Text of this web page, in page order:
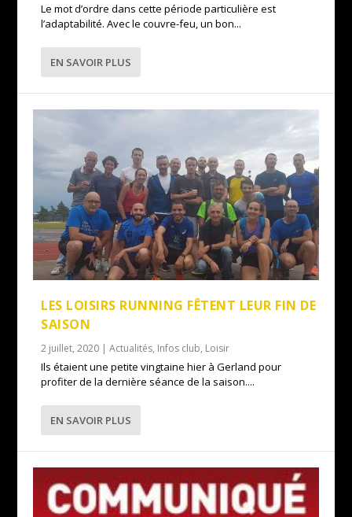
Le mot d’ordre dans cette période particulière est
l’adaptabilité. Avec le couvre-feu, un bon...
EN SAVOIR PLUS
LES LOISIRS RUNNING FÊTENT LEUR FIN DE
SAISON
2 juillet, 2020 |Actualités, Infos club, Loisir
Ils étaient une petite vingtaine hier à Gerland pour
profiter de la dernière séance de la saison....
EN SAVOIR PLUS